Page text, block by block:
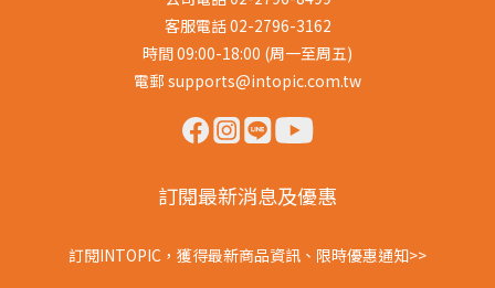
客服電話 02-2796-3162
時間 09:00-18:00 (周一至周五)
電郵 supports@intopic.com.tw
訂閱最新消息及優惠
訂閱INTOPIC，獲得最新商品資訊、限時優惠通知>>